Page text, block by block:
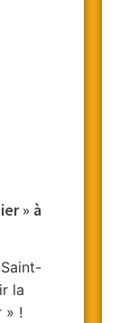
» à
la
» !